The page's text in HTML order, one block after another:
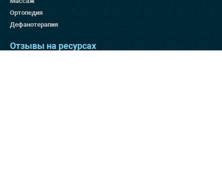
Ортопедия
Дефанотерапия
Отзывы на ресурсах